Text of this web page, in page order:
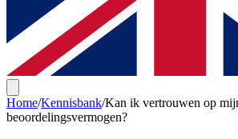
Home/Kennisbank/Kan ik vertrouwen op
beoordelingsvermogen?